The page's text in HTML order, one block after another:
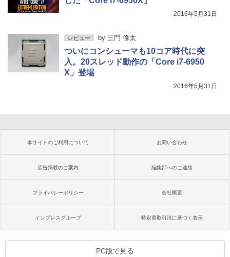
2016年5月31日
レビュー by 三門 修太
ついにコンシューマも10コア時代に突
入。20スレッド動作の「Core i7-6950
X」登場
2016年5月31日
本サイトのご利用について お問い合わせ
広告掲載のご案内 編集部へのご連絡
プライバシーポリシー 会社概要
インプレスグループ 特定商取引法に基づく表示
PC版で見る